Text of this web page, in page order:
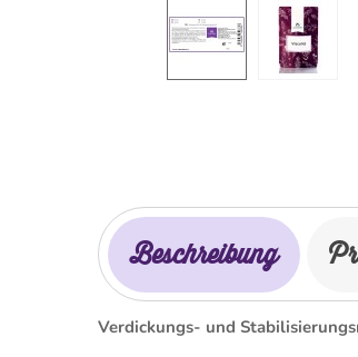
Beschreibung
Verdickungs- und